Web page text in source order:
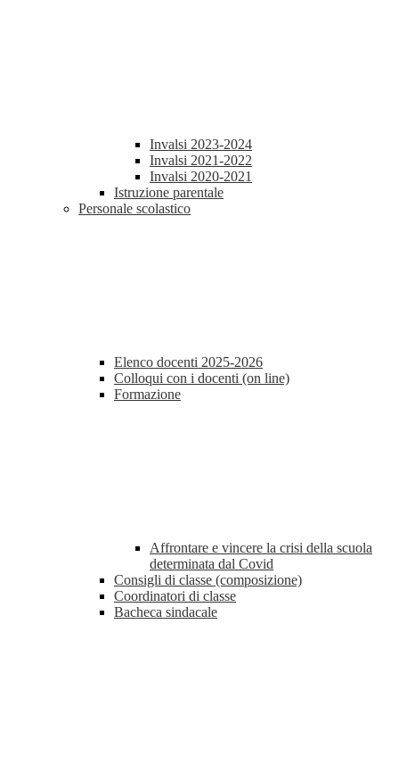
Invalsi 2023-2024
Invalsi 2021-2022
Invalsi 2020-2021
Istruzione parentale
Personale scolastico
Elenco docenti 2025-2026
Colloqui con i docenti (on line)
Formazione
Affrontare e vincere la crisi della scuola
determinata dal Covid
Consigli di classe (composizione)
Coordinatori di classe
Bacheca sindacale